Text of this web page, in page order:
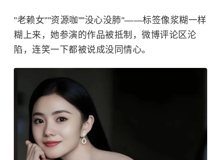
"老赖女""资源咖""没心没肺"——标签像浆糊一样
糊上来，她参演的作品被抵制，微博评论区沦
陷，连笑一下都被说成没同情心。